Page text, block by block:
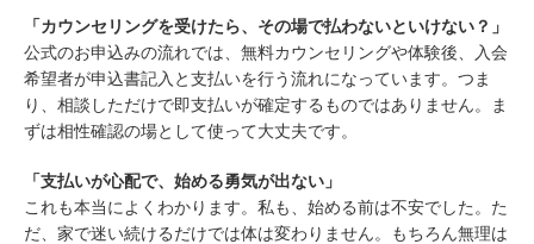
「カウンセリングを受けたら、その場で払わないといけない？」
公式のお申込みの流れでは、無料カウンセリングや体験後、入会
希望者が申込書記入と支払いを行う流れになっています。つま
り、相談しただけで即支払いが確定するものではありません。ま
ずは相性確認の場として使って大丈夫です。
「支払いが心配で、始める勇気が出ない」
これも本当によくわかります。私も、始める前は不安でした。た
だ、家で迷い続けるだけでは体は変わりません。もちろん無理は